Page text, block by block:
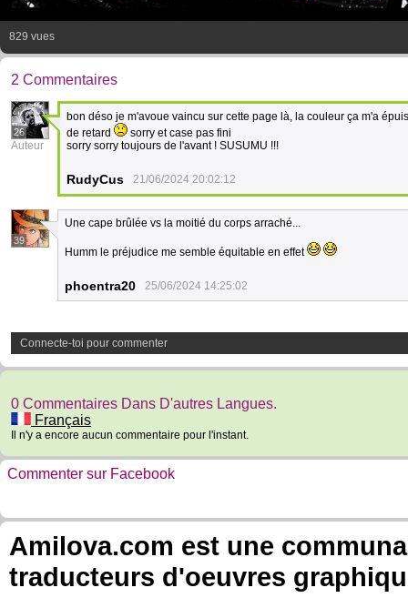
829 vues
2 Commentaires
26
Auteur
bon déso je m'avoue vaincu sur cette page là, la couleur ça m'a
de retard
sorry et case pas fini
sorry sorry toujours de l'avant ! SUSUMU !!!
RudyCus 21/06/2024 20:02:12
39
Une cape brûlée vs la moitié du corps arraché...
Humm le préjudice me semble équitable en effet
phoentra20 25/06/2024 14:25:02
Connecte-toi pour commenter
0 Commentaires Dans D'autres Langues.
Français
Il n'y a encore aucun commentaire pour l'instant.
Commenter sur Facebook
Amilova.com est une
traducteurs d'oeuvres